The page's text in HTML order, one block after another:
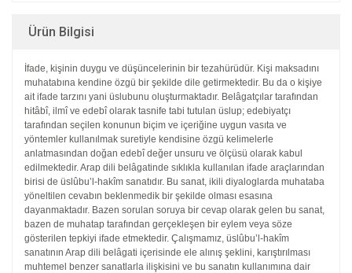
Ürün Bilgisi
İfade, kişinin duygu ve düşüncelerinin bir tezahürüdür. Kişi maksadını
muhatabına kendine özgü bir şekilde dile getirmektedir. Bu da o kişiye
ait ifade tarzını yani üslubunu oluşturmaktadır. Belâgatçılar tarafından
hitâbî, ilmî ve edebî olarak tasnife tabi tutulan üslup; edebiyatçı
tarafından seçilen konunun biçim ve içeriğine uygun vasıta ve
yöntemler kullanılmak suretiyle kendisine özgü kelimelerle
anlatmasından doğan edebî değer unsuru ve ölçüsü olarak kabul
edilmektedir.Arap dili belâgatinde sıklıkla kullanılan ifade araçlarından
birisi de üslûbu’l-hakîm sanatıdır. Bu sanat, ikili diyaloglarda muhataba
yöneltilen cevabın beklenmedik bir şekilde olması esasına
dayanmaktadır. Bazen sorulan soruya bir cevap olarak gelen bu sanat,
bazen de muhatap tarafından gerçekleşen bir eylem veya söze
gösterilen tepkiyi ifade etmektedir. Çalışmamız, üslûbu’l-hakîm
sanatının Arap dili belâgati içerisinde ele alınış şeklini, karıştırılması
muhtemel benzer sanatlarla ilişkisini ve bu sanatın kullanımına dair